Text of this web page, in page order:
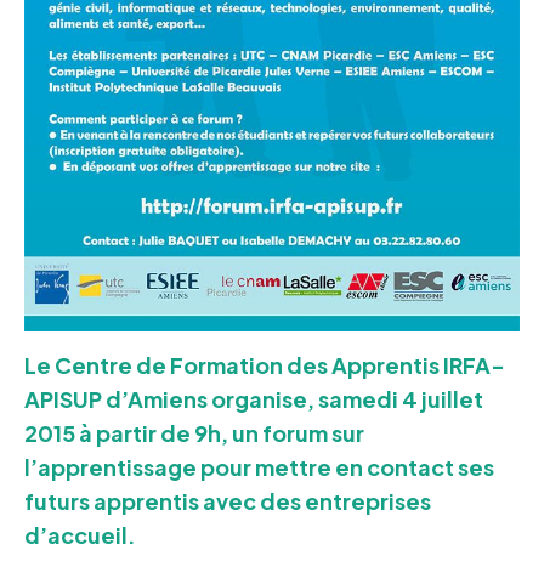
Le Centre de Formation des Apprentis IRFA-
APISUP d’Amiens organise, samedi 4 juillet
2015 à partir de 9h, un forum sur
l’apprentissage pour mettre en contact ses
futurs apprentis avec des entreprises
d’accueil.